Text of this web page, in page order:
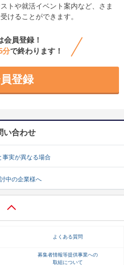
トや就活イベント案内など、さま
けることができます。
会員登録！
分で終わります！
登録
い合わせ
事実が異なる場合
中の企業様へ
よくある質問
募集者情報等提供事業への
取組について